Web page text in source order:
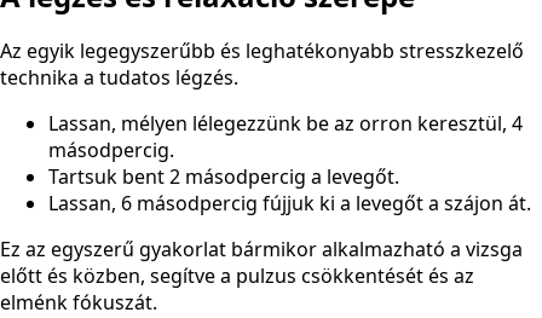
Az egyik legegyszerűbb és leghatékonyabb stresszkezelő
technika a tudatos légzés.
Lassan, mélyen lélegezzünk be az orron keresztül, 4
másodpercig.
Tartsuk bent 2 másodpercig a levegőt.
Lassan, 6 másodpercig fújjuk ki a levegőt a szájon át.
Ez az egyszerű gyakorlat bármikor alkalmazható a vizsga
előtt és közben, segítve a pulzus csökkentését és az
elménk fókuszát.